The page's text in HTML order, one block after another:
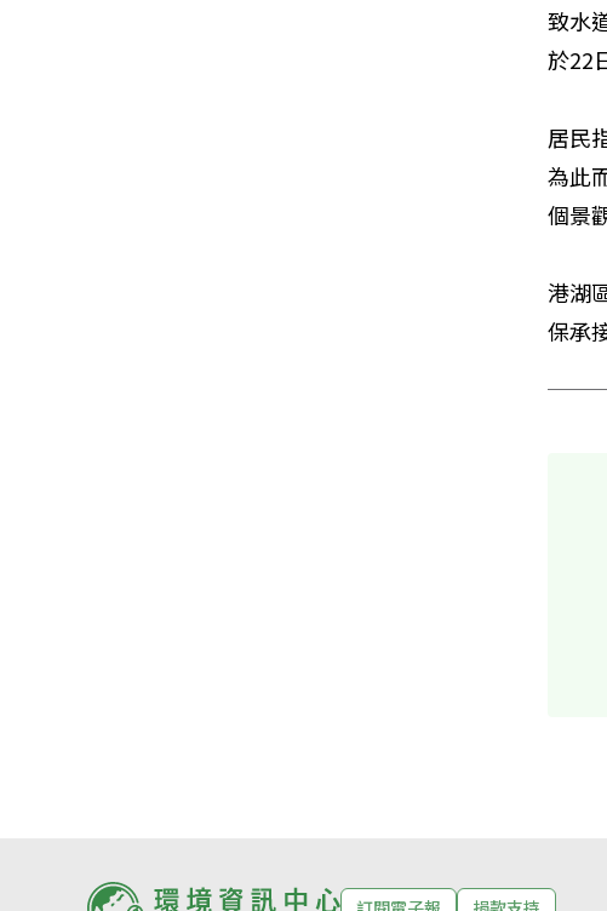
致水
於22
居民
為此
個景
港湖
保承